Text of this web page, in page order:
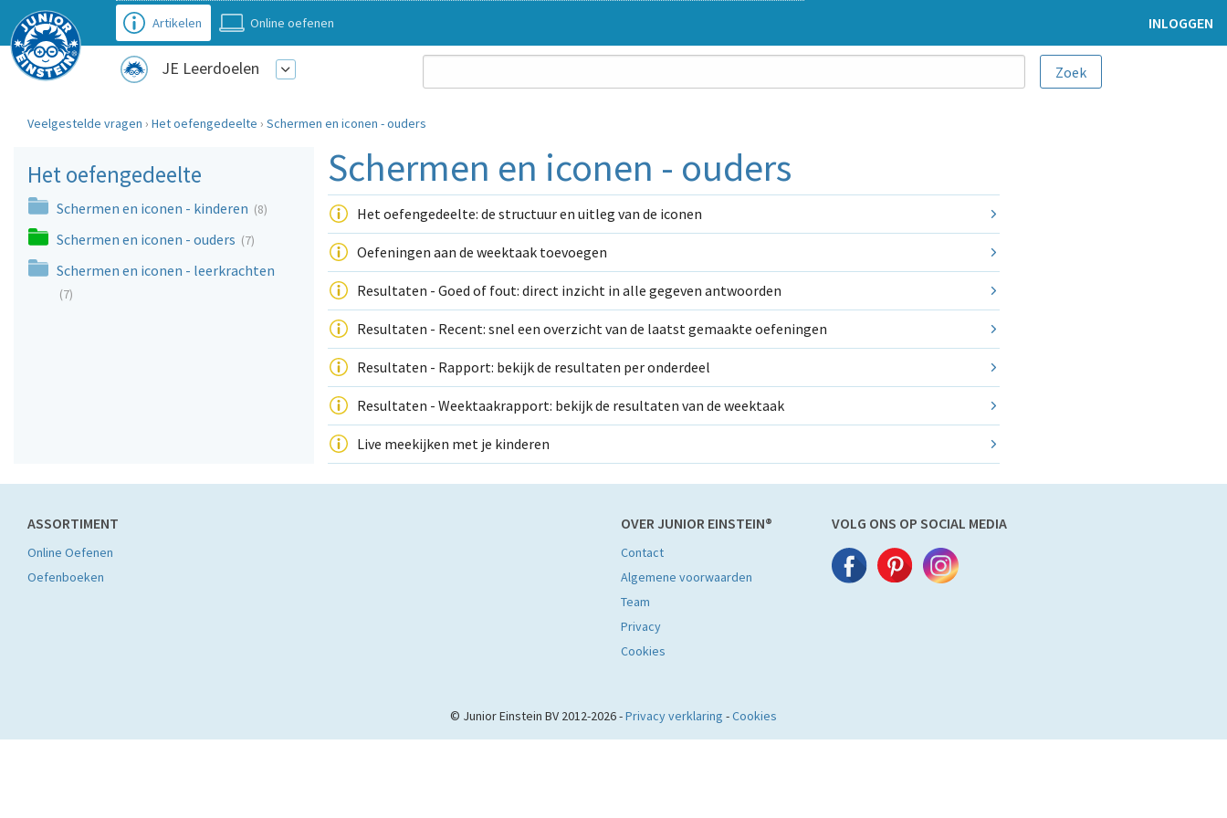
INLOGGEN
Artikelen Online oefenen
JE Leerdoelen
Veelgestelde vragen › Het oefengedeelte › Schermen en iconen - ouders
Het oefengedeelte
Schermen en iconen - kinderen (8)
Schermen en iconen - ouders (7)
Schermen en iconen - leerkrachten
(7)
Schermen en iconen - ouders
Het oefengedeelte: de structuur en uitleg van de iconen
Oefeningen aan de weektaak toevoegen
Resultaten - Goed of fout: direct inzicht in alle gegeven antwoorden
Resultaten - Recent: snel een overzicht van de laatst gemaakte oefeningen
Resultaten - Rapport: bekijk de resultaten per onderdeel
Resultaten - Weektaakrapport: bekijk de resultaten van de weektaak
Live meekijken met je kinderen
ASSORTIMENT
Online Oefenen
Oefenboeken
OVER JUNIOR EINSTEIN®
Contact
Algemene voorwaarden
Team
Privacy
Cookies
VOLG ONS OP SOCIAL MEDIA
© Junior Einstein BV 2012-2026 -Privacy verklaring -Cookies